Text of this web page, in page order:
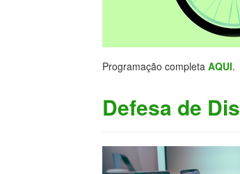
Programação completa AQUI.
Defesa de